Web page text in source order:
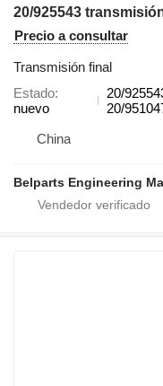
Precio a consultar
Transmisión final
Estado
nuevo
20/
20/
China
Belparts Engineering